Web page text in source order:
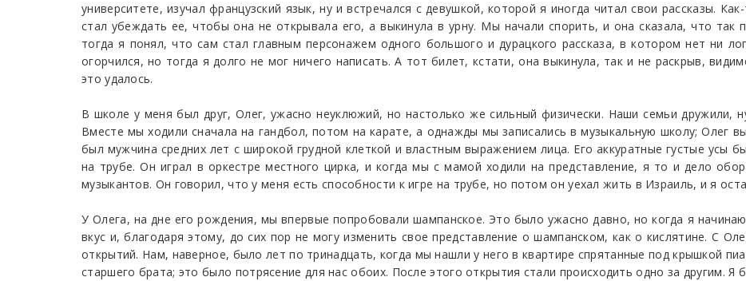
университете, изучал французский язык, ну и встречался с девушкой, которой я иногда читал свои рассказы.
стал убеждать ее, чтобы она не открывала его, а выкинула в урну. Мы начали спорить, и она сказала, что так
тогда я понял, что сам стал главным персонажем одного большого и дурацкого рассказа, в котором нет ни
огорчился, но тогда я долго не мог ничего написать. А тот билет, кстати, она выкинула, так и не раскрыв,
это удалось.
В школе у меня был друг, Олег, ужасно неуклюжий, но настолько же сильный физически. Наши семьи дружили,
Вместе мы ходили сначала на гандбол, потом на карате, а однажды мы записались в музыкальную школу; Олег
был мужчина средних лет с широкой грудной клеткой и властным выражением лица. Его аккуратные густые усы
на трубе. Он играл в оркестре местного цирка, и когда мы с мамой ходили на представление, я то и дело
музыкантов. Он говорил, что у меня есть способности к игре на трубе, но потом он уехал жить в Израиль, и я
У Олега, на дне его рождения, мы впервые попробовали шампанское. Это было ужасно давно, но когда я
вкус и, благодаря этому, до сих пор не могу изменить свое представление о шампанском, как о кислятине. С
открытий. Нам, наверное, было лет по тринадцать, когда мы нашли у него в квартире спрятанные под крышкой
старшего брата; это было потрясение для нас обоих. После этого открытия стали происходить одно за другим.